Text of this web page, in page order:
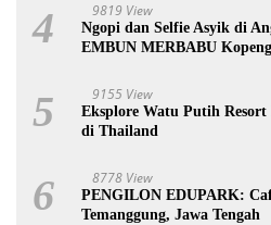
4 9819 View
Ngopi dan Selfie Asyik di
EMBUN MERBABU Kopeng
5 9155 View
Eksplore Watu Putih
di Thailand
6 8778 View
PENGILON EDUPARK:
Temanggung, Jawa Tengah